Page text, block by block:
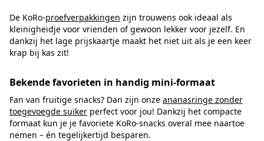
De KoRo-proefverpakkingen zijn trouwens ook ideaal als
kleinigheidje voor vrienden of gewoon lekker voor jezelf. En
dankzij het lage prijskaartje maakt het niet uit als je een keer
krap bij kas zit!
Bekende favorieten in handig mini-formaat
Fan van fruitige snacks? Dan zijn onze ananasringe zonder
toegevoegde suiker perfect voor jou! Dankzij het compacte
formaat kun je je favoriete KoRo-snacks overal mee naartoe
nemen – én tegelijkertijd besparen.